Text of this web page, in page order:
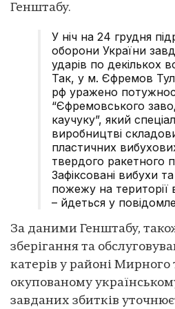
Генштабу.
У ніч на 24 грудня
оборони України
ударів по декількох
Так, у м. Єфремов
рф уражено
“Єфремовського
каучуку”, який
виробництві
пластичних
твердого ракетного
Зафіксовані вибухи
пожежу на території
– йдеться у
За даними Генштабу,
зберігання та
катерів у районі Мирного
окупованому
завданих збитків